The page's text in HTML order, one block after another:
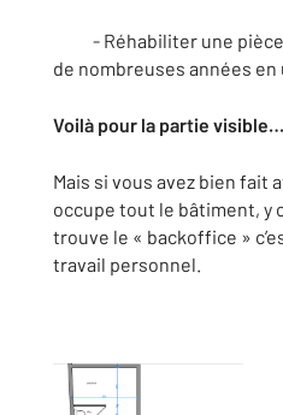
- Réhabiliter une pièce
de nombreuses années
Voilà pour la partie visible…
Mais si vous avez bien fait
occupe tout le bâtiment, y
trouve le « backoffice »
travail personnel.